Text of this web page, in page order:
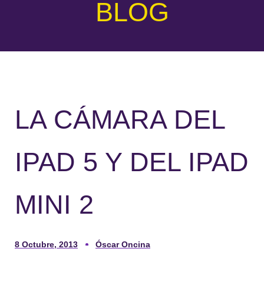
BLOG
LA CÁMARA DEL
IPAD 5 Y DEL IPAD
MINI 2
8 Octubre, 2013 Óscar Oncina